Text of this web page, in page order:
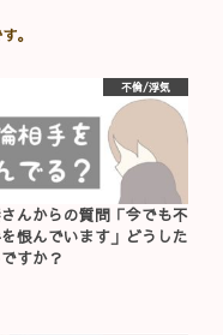
。
不倫/浮気
んからの質問「今でも不
恨んでいます」どうした
すか？